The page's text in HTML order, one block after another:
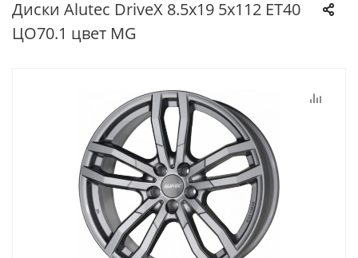
Диски Alutec DriveX 8.5x19 5x112 ET40
ЦО70.1 цвет MG